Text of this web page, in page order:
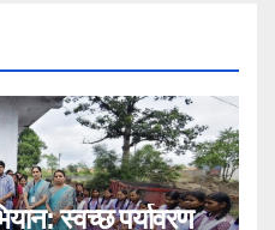
स्वच्छ पर्यावरण